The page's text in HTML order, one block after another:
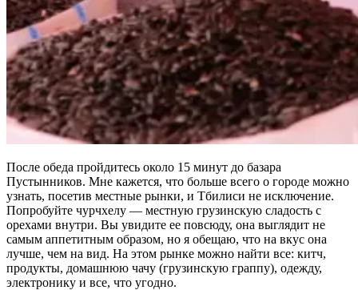
После обеда пройдитесь около 15 минут до базара
Пустынников. Мне кажется, что больше всего о городе можно
узнать, посетив местные рынки, и Тбилиси не исключение.
Попробуйте чурчхелу — местную грузинскую сладость с
орехами внутри. Вы увидите ее повсюду, она выглядит не
самым аппетитным образом, но я обещаю, что на вкус она
лучше, чем на вид. На этом рынке можно найти все: китч,
продукты, домашнюю чачу (грузинскую граппу), одежду,
электронику и все, что угодно.